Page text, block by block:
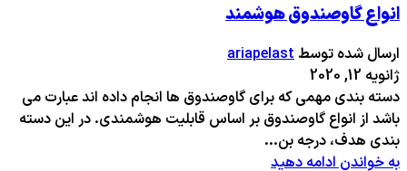
انواع گاوصندوق هوشمند
ارسال شده توسط ariapelast
ژانویه 12, 2020
دسته بندی مهمی که برای گاوصندوق ها انجام داده اند عبارت می
باشد از انواع گاوصندوق بر اساس قابلیت هوشمندی. در این دسته
بندی هدف، درجه بن...
به خواندن ادامه دهید